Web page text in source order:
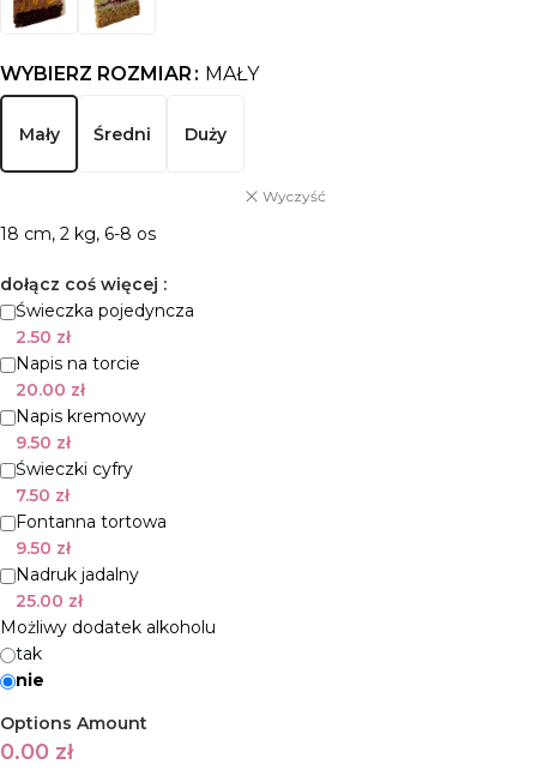
WYBIERZ ROZMIAR MAŁY
Mały Średni Duży
Wyczyść
18 cm, 2 kg, 6-8 os
dołącz coś więcej :
Świeczka pojedyncza
2.50 zł
Napis na torcie
20.00 zł
Napis kremowy
9.50 zł
Świeczki cyfry
7.50 zł
Fontanna tortowa
9.50 zł
Nadruk jadalny
25.00 zł
Możliwy dodatek alkoholu
tak
nie
Options Amount
0.00 zł